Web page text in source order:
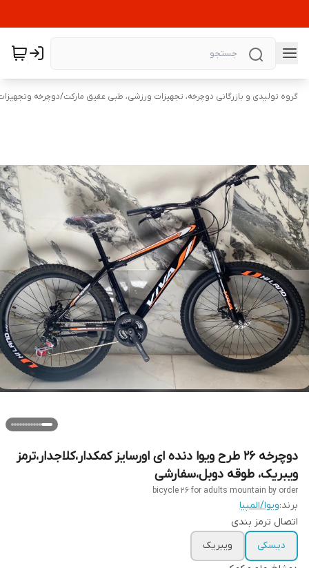
گروه تولیدی و بازرگانی دوچرخه، تجهیزات ورزشی، طبی عقیق مارکت/دوچرخه
دوچرخه 26 طرح ویوا دنده ای اورسایز کمکدار،کلاجدار،ترمز
ویبریک، طوقه دوبل،سفارشی
bicycle 26 for adults mountain by order
برند:ویوا/المپیا
اتصال ترمز بندی
دیسکی
ویبریک